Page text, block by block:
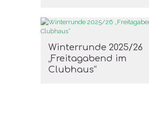
Winterrunde 2025/26
„Freitagabend im
Clubhaus“